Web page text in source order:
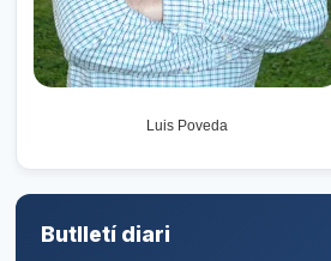
Luis Poveda
Butlletí diari